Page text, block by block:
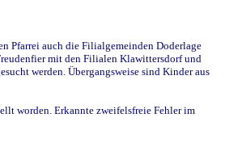
Pfarrei auch die Filialgemeinden Doderlage
mit den Filialen Klawittersdorf und
werden. Übergangsweise sind Kinder aus
worden. Erkannte zweifelsfreie Fehler im